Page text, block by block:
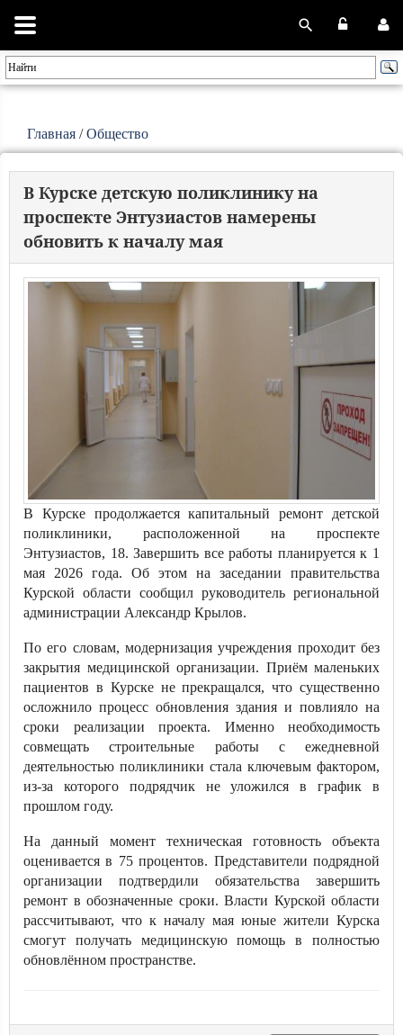
Главная /Общество
В Курске детскую поликлинику на
проспекте Энтузиастов намерены
обновить к началу мая
В Курске продолжается капитальный ремонт детской
поликлиники, расположенной на проспекте
Энтузиастов, 18. Завершить все работы планируется к 1
мая 2026 года. Об этом на заседании правительства
Курской области сообщил руководитель региональной
администрации Александр Крылов.
По его словам, модернизация учреждения проходит без
закрытия медицинской организации. Приём маленьких
пациентов в Курске не прекращался, что существенно
осложнило процесс обновления здания и повлияло на
сроки реализации проекта. Именно необходимость
совмещать строительные работы с ежедневной
деятельностью поликлиники стала ключевым фактором,
из-за которого подрядчик не уложился в график в
прошлом году.
На данный момент техническая готовность объекта
оценивается в 75 процентов. Представители подрядной
организации подтвердили обязательства завершить
ремонт в обозначенные сроки. Власти Курской области
рассчитывают, что к началу мая юные жители Курска
смогут получать медицинскую помощь в полностью
обновлённом пространстве.